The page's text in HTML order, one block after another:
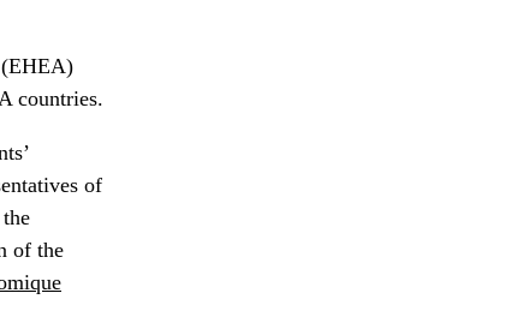
(EHEA)
countries.
of
of the